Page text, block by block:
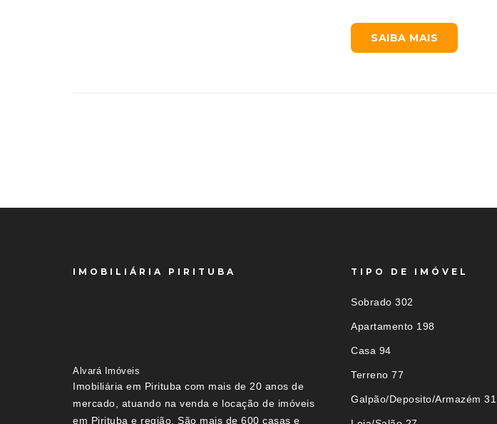
SAIBA MAIS
IMOBILIÁRIA PIRITUBA
Alvará Imóveis
Imobiliária em Pirituba com mais de 20 anos de
mercado, atuando na venda e locação de imóveis
em Pirituba e região. São mais de 600 casas e
TIPO DE IMÓVEL
Sobrado 302
Apartamento 198
Casa 94
Terreno 77
Galpão/Deposito/Armazém 31